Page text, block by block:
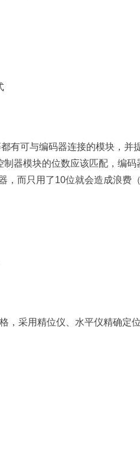
可与编码器连接的模块，并
器模块的位数应该匹配，编码
，而只用了10位就会造成浪费
采用精位仪、水平仪精确定